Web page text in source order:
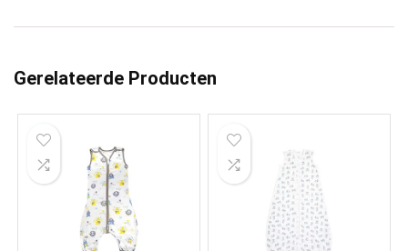
Gerelateerde Producten